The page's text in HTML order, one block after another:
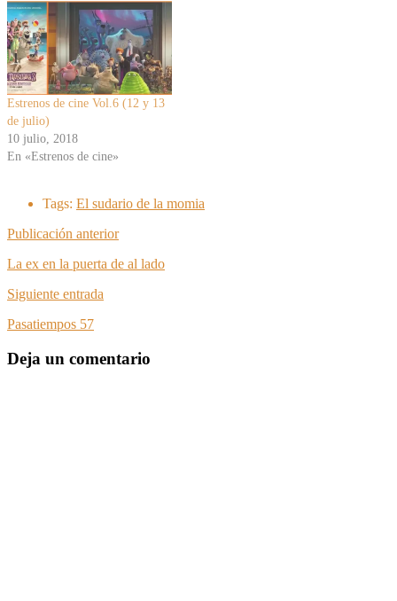
Estrenos de cine Vol.6 (12 y 13
de julio)
10 julio, 2018
En «Estrenos de cine»
Tags: El sudario de la momia
Publicación anterior
La ex en la puerta de al lado
Siguiente entrada
Pasatiempos 57
Deja un comentario